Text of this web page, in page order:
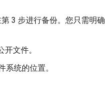
3 步进行备份。您只需明确
开文件。
系统的位置。